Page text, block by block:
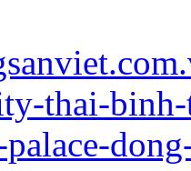
thai-